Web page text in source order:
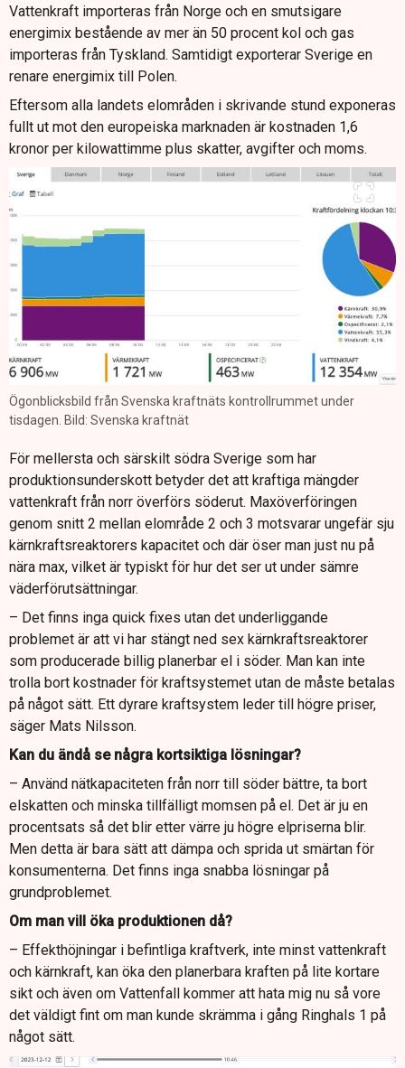
Vattenkraft importeras från Norge och en smutsigare
energimix bestående av mer än 50 procent kol och gas
importeras från Tyskland. Samtidigt exporterar Sverige en
renare energimix till Polen.
Eftersom alla landets elområden i skrivande stund exponeras
fullt ut mot den europeiska marknaden är kostnaden 1,6
kronor per kilowattimme plus skatter, avgifter och moms.
Ögonblicksbild från Svenska kraftnäts kontrollrummet under
tisdagen. Bild: Svenska kraftnät
För mellersta och särskilt södra Sverige som har
produktionsunderskott betyder det att kraftiga mängder
vattenkraft från norr överförs söderut. Maxöverföringen
genom snitt 2 mellan elområde 2 och 3 motsvarar ungefär sju
kärnkraftsreaktorers kapacitet och där öser man just nu på
nära max, vilket är typiskt för hur det ser ut under sämre
väderförutsättningar.
– Det finns inga quick fixes utan det underliggande
problemet är att vi har stängt ned sex kärnkraftsreaktorer
som producerade billig planerbar el i söder. Man kan inte
trolla bort kostnader för kraftsystemet utan de måste betalas
på något sätt. Ett dyrare kraftsystem leder till högre priser,
säger Mats Nilsson.
Kan du ändå se några kortsiktiga lösningar?
– Använd nätkapaciteten från norr till söder bättre, ta bort
elskatten och minska tillfälligt momsen på el. Det är ju en
procentsats så det blir etter värre ju högre elpriserna blir.
Men detta är bara sätt att dämpa och sprida ut smärtan för
konsumenterna. Det finns inga snabba lösningar på
grundproblemet.
Om man vill öka produktionen då?
– Effekthöjningar i befintliga kraftverk, inte minst vattenkraft
och kärnkraft, kan öka den planerbara kraften på lite kortare
sikt och även om Vattenfall kommer att hata mig nu så vore
det väldigt fint om man kunde skrämma i gång Ringhals 1 på
något sätt.